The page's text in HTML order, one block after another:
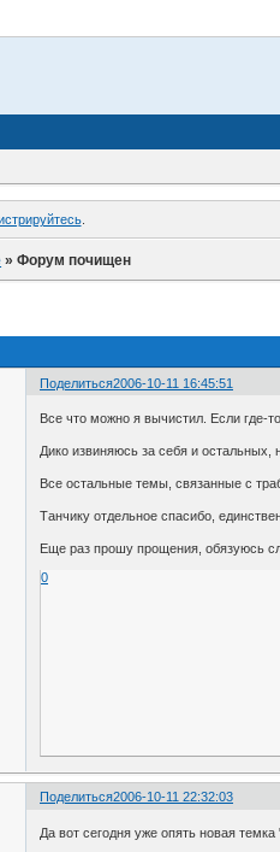
.
»Форум почищен
Поделиться2006-10-11 16:45:51
Все что можно я вычистил. Если где-
Дико извиняюсь за себя и остальных,
Все остальные темы, связанные с
Танчику отдельное спасибо,
Еще раз прошу прощения, обязуюсь
0
Поделиться2006-10-11 22:32:03
Да вот сегодня уже опять новая